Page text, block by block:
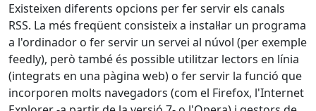
Existeixen diferents opcions per fer servir els canals
RSS. La més freqüent consisteix a instal·lar un programa
a l'ordinador o fer servir un servei al núvol (per exemple
feedly), però també és possible utilitzar lectors en línia
(integrats en una pàgina web) o fer servir la funció que
incorporen molts navegadors (com el Firefox, l'Internet